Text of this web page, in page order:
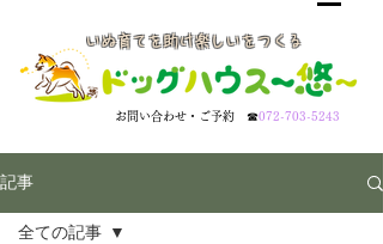
いぬ育てを助け楽しいをつくる
​お問い合わせ・ご予約 ☎072-703-5243
記事
全ての記事